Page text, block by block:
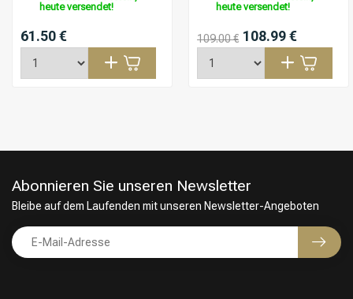
heute versendet!
61.50 €
heute versendet!
109.00 € 108.99 €
Abonnieren Sie unseren Newsletter
Bleibe auf dem Laufenden mit unseren Newsletter-Angeboten